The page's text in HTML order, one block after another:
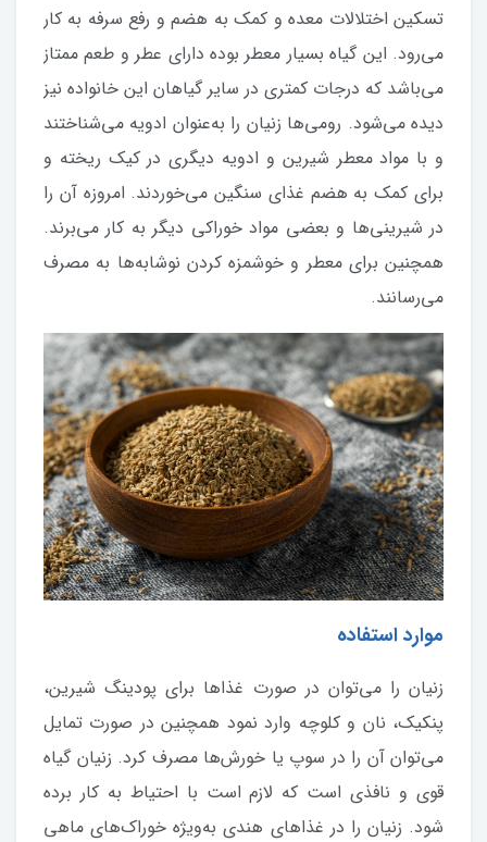
تسکین اختلالات معده و کمک به هضم و رفع سرفه به کار
می‌رود. این گیاه بسیار معطر بوده دارای عطر و طعم ممتاز
می‌باشد که درجات کمتری در سایر گیاهان این خانواده نیز
دیده می‌شود. رومی‌ها زنیان را به‌عنوان ادویه می‌شناختند
و با مواد معطر شیرین و ادویه دیگری در کیک ریخته و
برای کمک به هضم غذای سنگین می‌خوردند. امروزه آن را
در شیرینی‌ها و بعضی مواد خوراکی دیگر به کار می‌برند.
همچنین برای معطر و خوشمزه کردن نوشابه‌ها به مصرف
می‌رسانند.
موارد استفاده
زنیان را می‌توان در صورت غذاها برای پودینگ شیرین،
پنکیک، نان و کلوچه وارد نمود همچنین در صورت تمایل
می‌توان آن را در سوپ یا خورش‌ها مصرف کرد. زنیان گیاه
قوی و نافذی است که لازم است با احتیاط به کار برده
شود. زنیان را در غذاهای هندی به‌ویژه خوراک‌های ماهی